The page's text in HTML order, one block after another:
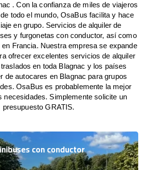
. Con la confianza de miles de viajeros
todo el mundo, OsaBus facilita y hace
en grupo. Servicios de alquiler de
y furgonetas con conductor, así como
Francia. Nuestra empresa se expande
ofrecer excelentes servicios de alquiler
en toda Blagnac y los países
de autocares en Blagnac para grupos
OsaBus es probablemente la mejor
necesidades. Simplemente solicite un
presupuesto GRATIS.
con conductor